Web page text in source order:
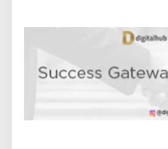
g
p